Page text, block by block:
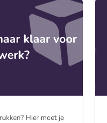
Hier moet je